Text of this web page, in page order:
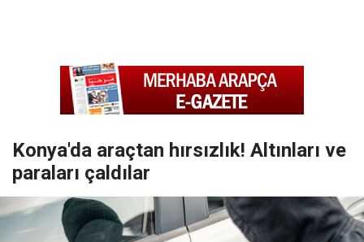
Konya'da araçtan hırsızlık! Altınları ve
paraları çaldılar